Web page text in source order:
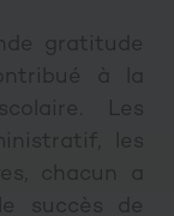
gratitude
à la
Les
les
chacun a
succès de